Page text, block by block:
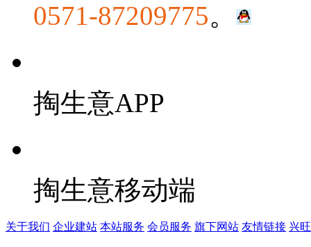
0571-87209775。
掏生意APP
掏生意移动端
关于我们 企业建站 本站服务 会员服务 旗下网站 友情链接 兴